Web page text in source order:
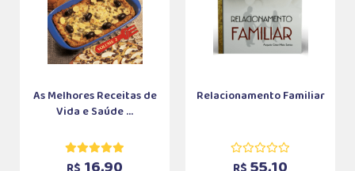
As Melhores Receitas de
Vida e Saúde ...
Relacionamento Familiar